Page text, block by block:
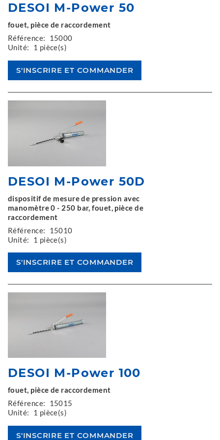
DESOI M-Power 50
fouet, pièce de raccordement
Référence:
15000
Unité:
1 pièce(s)
DESOI M-Power 50D
dispositif de mesure de pression avec
manomètre 0 - 250 bar, fouet, pièce de
raccordement
Référence:
15010
Unité:
1 pièce(s)
DESOI M-Power 100
fouet, pièce de raccordement
Référence:
15015
Unité:
1 pièce(s)